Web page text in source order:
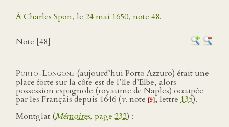
À Charles Spon, le 24 mai 1650, note 48.
Note [48]
Porto-Longone (aujourd’hui Porto Azzuro) était une
place forte sur la côte est de l’île d’Elbe, alors
possession espagnole (royaume de Naples) occupée
par les Français depuis 1646 (v. note [9], lettre 135).
Montglat (Mémoires, page 232) :